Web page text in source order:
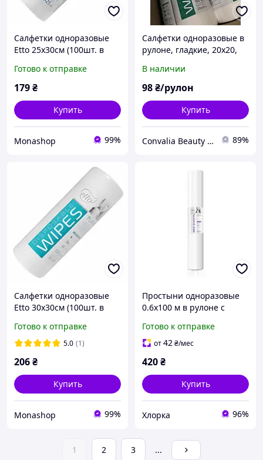
Салфетки одноразовые
Etto 25х30см (100шт. в
Готово к отправке
179₴
Купить
Monashop 99%
Салфетки одноразовые в
рулоне, гладкие, 20х20,
В наличии
98₴/рулон
Купить
Convalia Beauty - Український виробник та продавець одноразових матеріалів 89%
Салфетки одноразовые
Etto 30х30см (100шт. в
Готово к отправке
5.0 (1)
206₴
Купить
Monashop 99%
Простыни одноразовые
0.6х100 м в рулоне с
Цвет: белый
Готово к отправке
от42₴/мес
420₴
Купить
Хлорка 96%
1 2 3 ...